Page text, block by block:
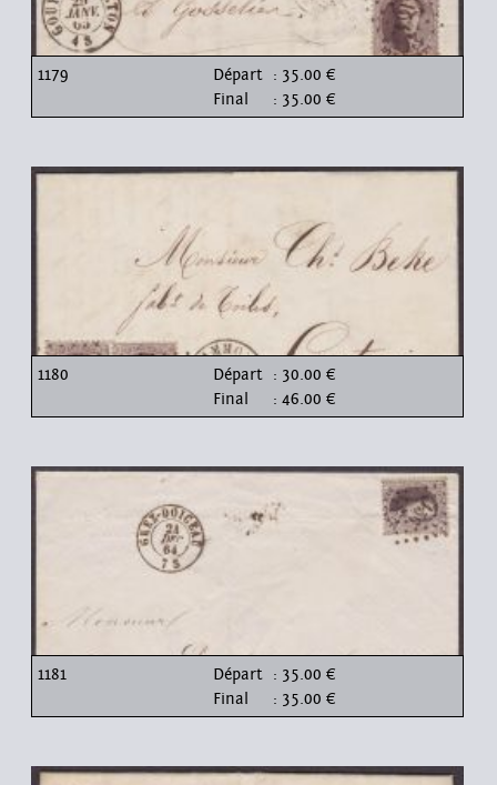
1179 Départ : 35.00 €
Final
: 35.00 €
1180 Départ : 30.00 €
Final
: 46.00 €
1181 Départ : 35.00 €
Final
: 35.00 €